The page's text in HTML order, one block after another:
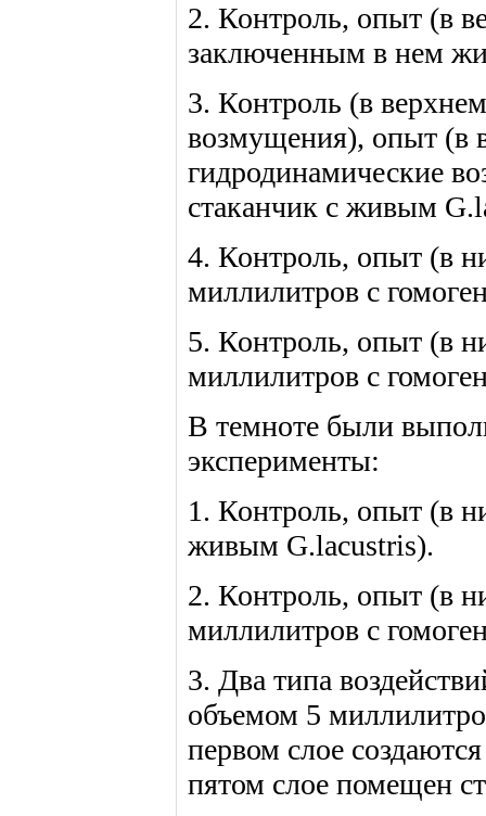
2. Контроль, опыт (в
заключенным в нем
3. Контроль (в
возмущения), опыт (в
гидродинамические
стаканчик с живым
4. Контроль, опыт (в
миллилитров с
5. Контроль, опыт (в
миллилитров с
В темноте были
эксперименты:
1. Контроль, опыт (в
живым G.lacustris).
2. Контроль, опыт (в
миллилитров с
3. Два типа
объемом 5
первом слое
пятом слое помещен